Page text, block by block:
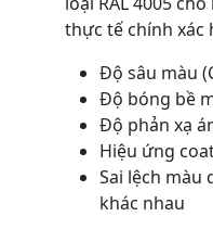
thực tế chính xác
Độ sâu màu
Độ bóng bề
Độ phản xạ
Hiệu ứng
Sai lệch màu
khác nhau